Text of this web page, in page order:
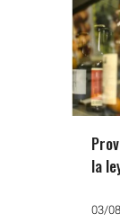
la
03/